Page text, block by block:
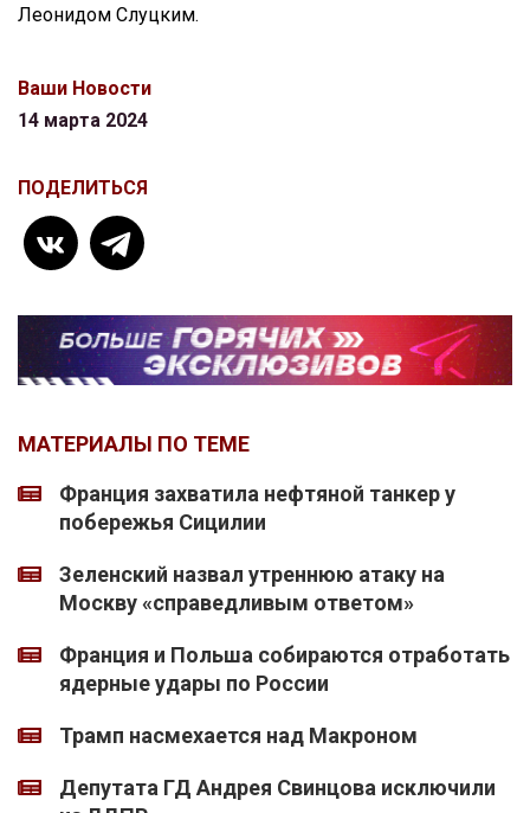
Леонидом Слуцким.
Ваши Новости
14 марта 2024
ПОДЕЛИТЬСЯ
МАТЕРИАЛЫ ПО ТЕМЕ
Франция захватила нефтяной танкер у
побережья Сицилии
Зеленский назвал утреннюю атаку на
Москву «справедливым ответом»
Франция и Польша собираются отработать
ядерные удары по России
Трамп насмехается над Макроном
Депутата ГД Андрея Свинцова исключили